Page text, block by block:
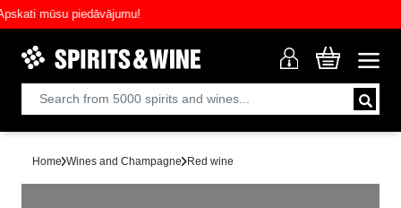
mūsu piedāvājumu!
Home Wines and Champagne Red wine